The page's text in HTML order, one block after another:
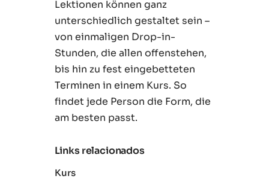
Lektionen können ganz
unterschiedlich gestaltet sein –
von einmaligen Drop-in-
Stunden, die allen offenstehen,
bis hin zu fest eingebetteten
Terminen in einem Kurs. So
findet jede Person die Form, die
am besten passt.
Links relacionados
Kurs